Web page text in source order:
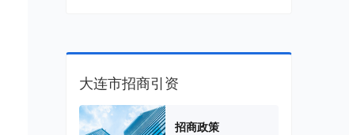
大连市招商引资
招商政策